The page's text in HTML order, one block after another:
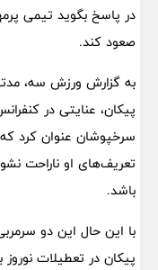
در پاسخ بگوید تیمی
صعود کند.
به گزارش ورزش سه،
پیکان، عنایتی در
سرخپوشان عنوان ‌کرد که
تعریف‌های او ناراحت
باشد.
با این حال این دو
پیکان در تعطیلات